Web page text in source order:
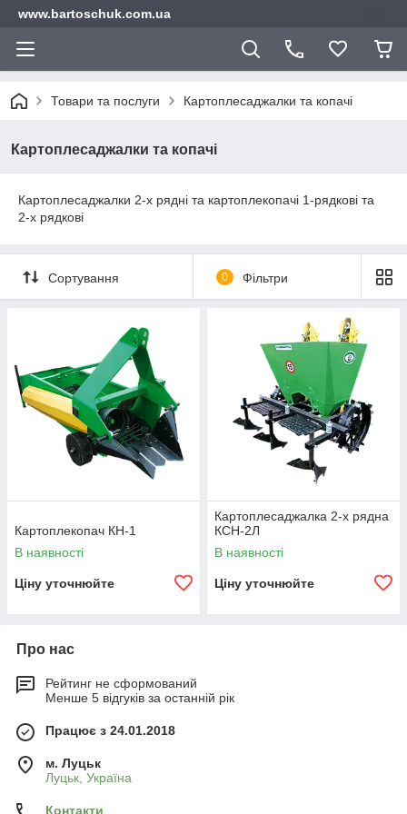
www.bartoschuk.com.ua
Товари та послуги Картоплесаджалки та копачі
Картоплесаджалки та копачі
Картоплесаджалки 2-х рядні та картоплекопачі 1-рядкові та
2-х рядкові
Сортування 0 Фільтри
Картоплекопач КН-1
В наявності
Ціну уточнюйте
Картоплесаджалка 2-х рядна
КСН-2Л
В наявності
Ціну уточнюйте
Про нас
Рейтинг не сформований
Менше 5 відгуків за останній рік
Працює з 24.01.2018
м. Луцьк
Луцьк, Україна
Контакти